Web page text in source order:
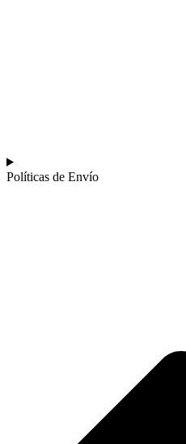
Políticas de Envío